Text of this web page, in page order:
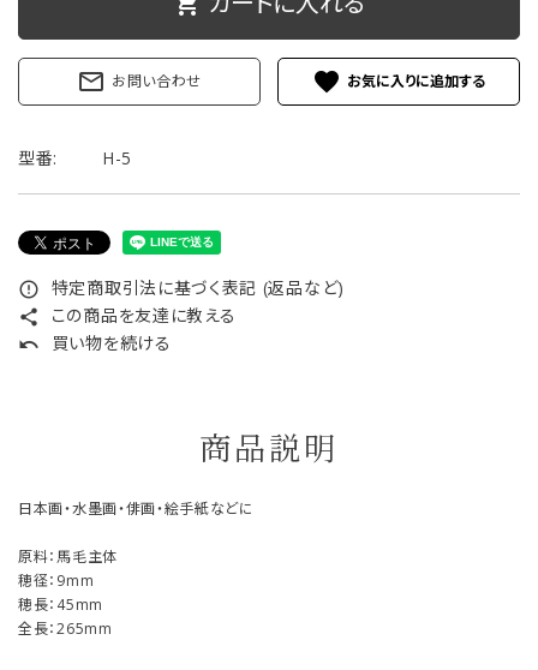
プライバシーポリシー
特定商取引法について
お問い合わせ
mail_outline お問い合わせ favorite
型番: H-5
error_outline 特定商取引法に基づく表記 (返品など)
share この商品を友達に教える
undo 買い物を続ける
商品説明
日本画・水墨画・俳画・絵手紙などに
原料：馬毛主体
穂径：9mm
穂長：45mm
全長：265mm